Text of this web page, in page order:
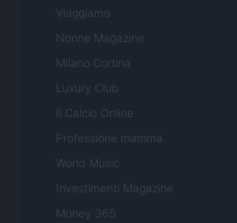
Viaggiamo
Nonne Magazine
Milano Cortina
Luxury Club
Il Calcio Online
Professione mamma
World Music
Investimenti Magazine
Money 365